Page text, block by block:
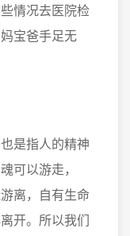
情况去医院检
宝爸手足无
是指人的精神
可以游走，
离，自有生命
开。所以我们